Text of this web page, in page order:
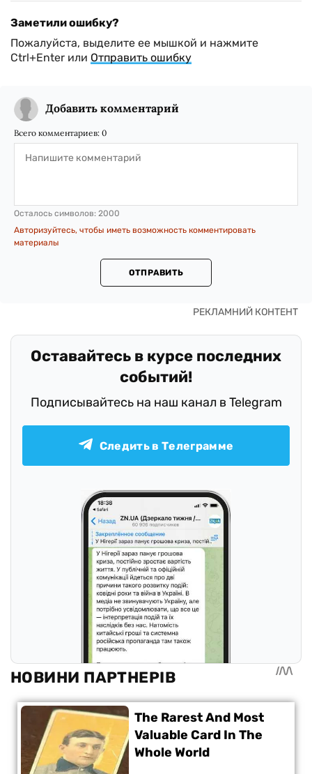
Заметили ошибку?
Пожалуйста, выделите ее мышкой и нажмите
Ctrl+Enter или Отправить ошибку
Добавить комментарий
Всего комментариев: 0
Осталось символов: 2000
Авторизуйтесь, чтобы иметь возможность комментировать
материалы
ОТПРАВИТЬ
Оставайтесь в курсе последних
событий!
Подписывайтесь на наш канал в Telegram
Следить в Телеграмме